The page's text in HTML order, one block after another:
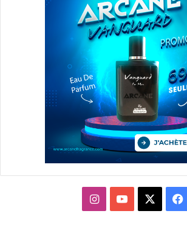
فيسبوك يوتيوبانستقرام